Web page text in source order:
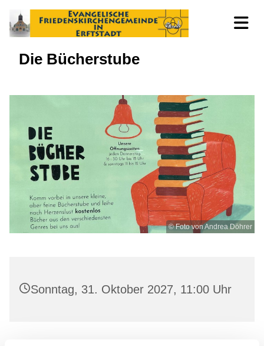
Die Bücherstube
© Foto von Andrea Döhrer
Sonntag, 31. Oktober 2027, 11:00 Uhr